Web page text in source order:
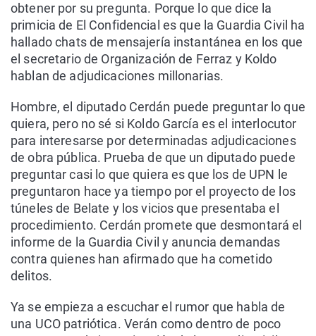
obtener por su pregunta. Porque lo que dice la
primicia de El Confidencial es que la Guardia Civil ha
hallado chats de mensajería instantánea en los que
el secretario de Organización de Ferraz y Koldo
hablan de adjudicaciones millonarias.
Hombre, el diputado Cerdán puede preguntar lo que
quiera, pero no sé si Koldo García es el interlocutor
para interesarse por determinadas adjudicaciones
de obra pública. Prueba de que un diputado puede
preguntar casi lo que quiera es que los de UPN le
preguntaron hace ya tiempo por el proyecto de los
túneles de Belate y los vicios que presentaba el
procedimiento. Cerdán promete que desmontará el
informe de la Guardia Civil y anuncia demandas
contra quienes han afirmado que ha cometido
delitos.
Ya se empieza a escuchar el rumor que habla de
una UCO patriótica. Verán como dentro de poco